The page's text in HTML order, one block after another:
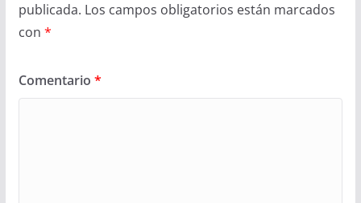
publicada. Los campos obligatorios están marcados
con *
Comentario *